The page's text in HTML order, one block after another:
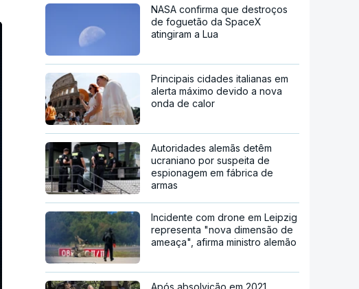
NASA confirma que destroços
de foguetão da SpaceX
atingiram a Lua
Principais cidades italianas em
alerta máximo devido a nova
onda de calor
Autoridades alemãs detêm
ucraniano por suspeita de
espionagem em fábrica de
armas
Incidente com drone em Leipzig
representa "nova dimensão de
ameaça", afirma ministro alemão
Após absolvição em 2021.